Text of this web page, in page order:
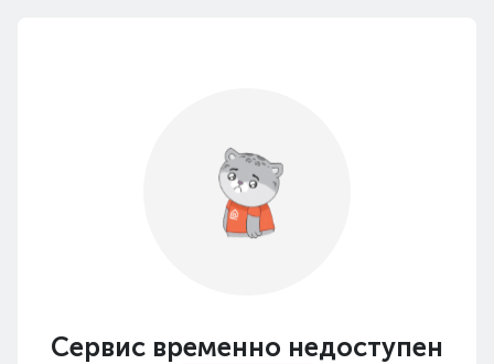
Сервис временно недоступен